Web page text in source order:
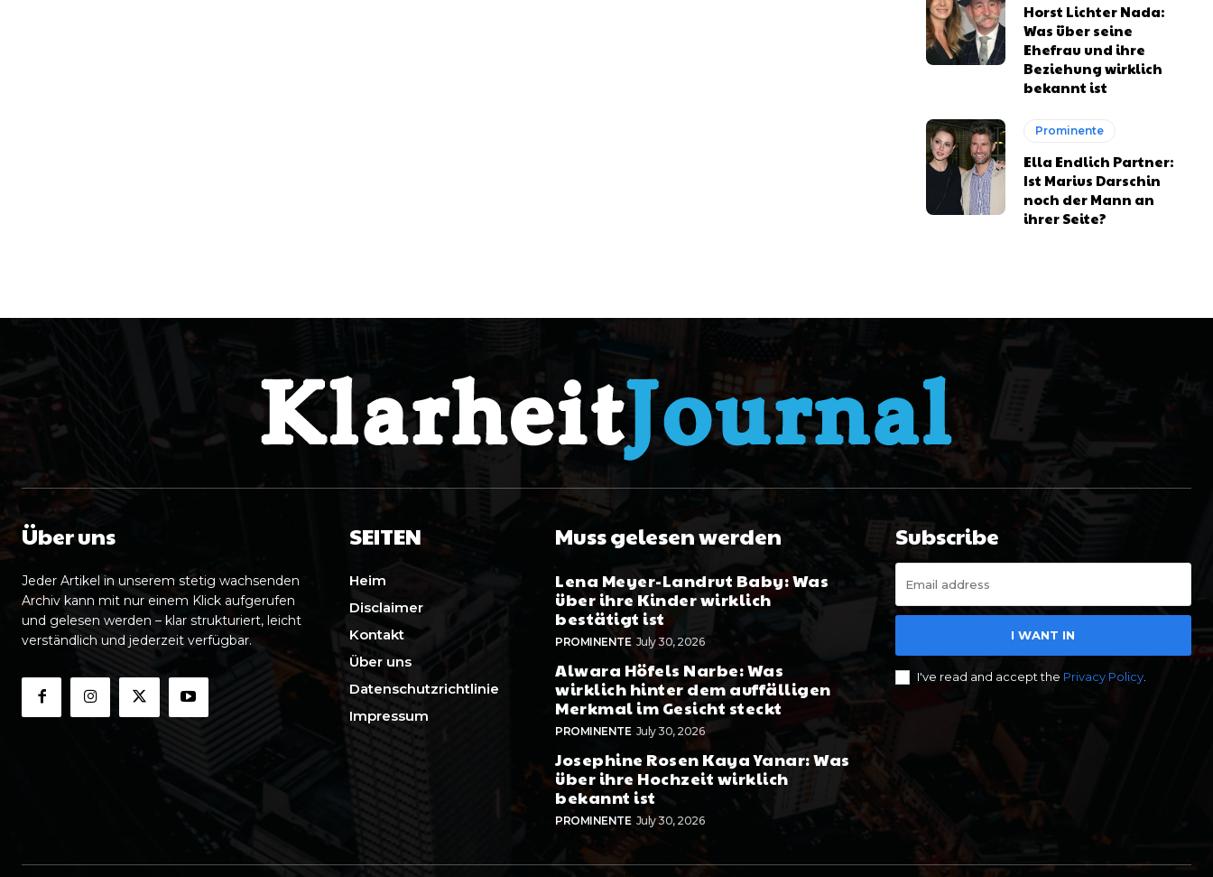
Horst Lichter Nada:
Was über seine
Ehefrau und ihre
Beziehung wirklich
bekannt ist
Prominente
Ella Endlich Partner:
Ist Marius Darschin
noch der Mann an
ihrer Seite?
Über uns
Jeder Artikel in unserem stetig wachsenden
Archiv kann mit nur einem Klick aufgerufen
und gelesen werden – klar strukturiert, leicht
verständlich und jederzeit verfügbar.
SEITEN
Heim
Disclaimer
Kontakt
Über uns
Datenschutzrichtlinie
Impressum
Muss gelesen werden
Lena Meyer-Landrut Baby: Was
über ihre Kinder wirklich
bestätigt ist
PROMINENTE July 30, 2026
Alwara Höfels Narbe: Was
wirklich hinter dem auffälligen
Merkmal im Gesicht steckt
PROMINENTE July 30, 2026
Josephine Rosen Kaya Yanar: Was
über ihre Hochzeit wirklich
bekannt ist
PROMINENTE July 30, 2026
Subscribe
I WANT IN
I've read and accept the Privacy Policy.